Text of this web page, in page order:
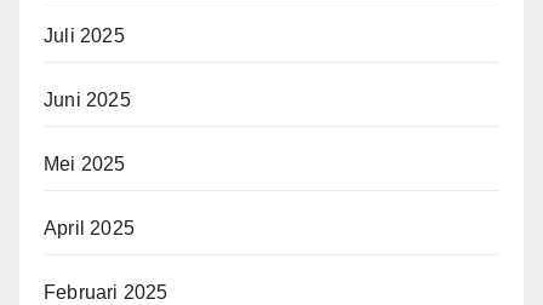
Juli 2025
Juni 2025
Mei 2025
April 2025
Februari 2025